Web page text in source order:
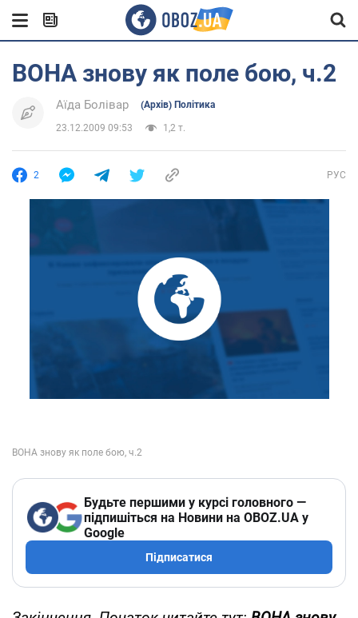
ВОНА знову як поле бою, ч.2
Аїда Болівар (Архів) Політика
23.12.2009 09:53 1,2 т.
2 РУС
Будьте першими у курсі головного —
підпишіться на Новини на OBOZ.UA у
Google
Підписатися